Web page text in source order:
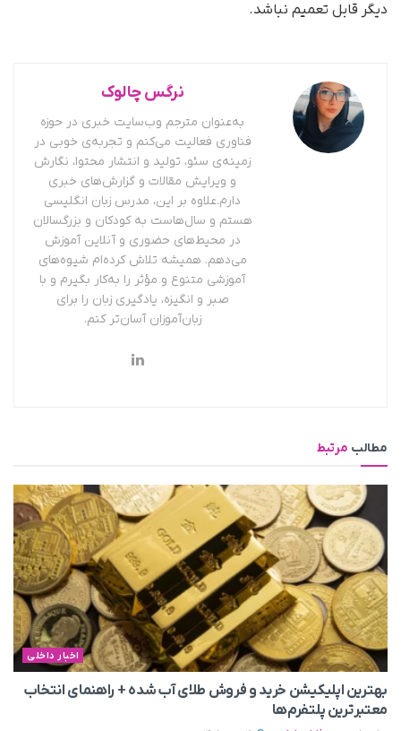
دیگر قابل تعمیم نباشد.
نرگس چالوک
به‌عنوان مترجم وب‌سایت خبری در حوزه
فناوری فعالیت می‌کنم و تجربه‌ی خوبی در
زمینه‌ی سئو، تولید و انتشار محتوا، نگارش
و ویرایش مقالات و گزارش‌های خبری
دارم.علاوه بر این، مدرس زبان انگلیسی
هستم و سال‌هاست به کودکان و بزرگسالان
در محیط‌های حضوری و آنلاین آموزش
می‌دهم. همیشه تلاش کرده‌ام شیوه‌های
آموزشی متنوع و مؤثر را به‌کار بگیرم و با
صبر و انگیزه، یادگیری زبان را برای
زبان‌آموزان آسان‌تر کنم.
مطالب مرتبط
اخبار داخلی
بهترین اپلیکیشن خرید و فروش طلای آب شده + راهنمای انتخاب
معتبرترین پلتفرم‌ها